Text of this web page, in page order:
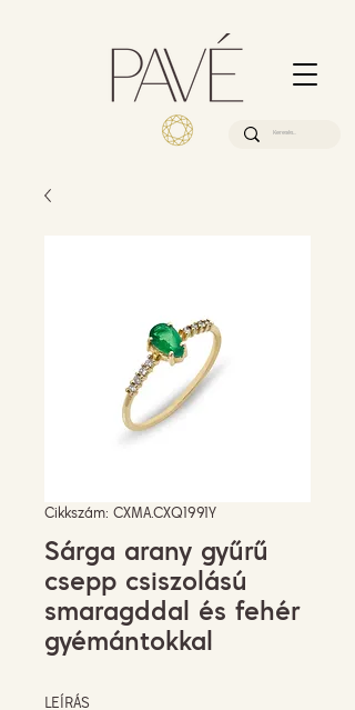
Cikkszám: CXMA.CXQ1991Y
Sárga arany gyűrű
csepp csiszolású
smaragddal és fehér
gyémántokkal
LEÍRÁS